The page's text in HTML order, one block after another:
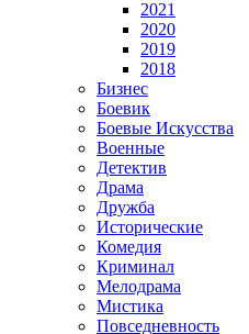
2021
2020
2019
2018
Бизнес
Боевик
Боевые Искусства
Военные
Детектив
Драма
Дружба
Исторические
Комедия
Криминал
Мелодрама
Мистика
Повседневность